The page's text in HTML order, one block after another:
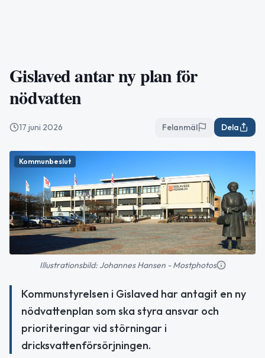
Gislaved antar ny plan för
nödvatten
17 juni 2026 Felanmäl Dela
Kommunbeslut
Illustrationsbild: Johannes Hansen - Mostphotos
Kommunstyrelsen i Gislaved har antagit en ny
nödvattenplan som ska styra ansvar och
prioriteringar vid störningar i
dricksvattenförsörjningen.